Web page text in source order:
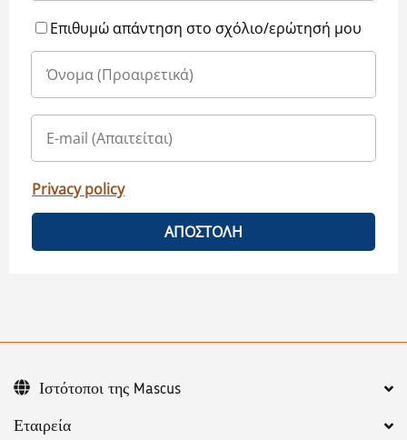
Επιθυμώ απάντηση στο σχόλιο/ερώτησή μου
Privacy policy
ΑΠΟΣΤΟΛΗ
Εταιρεία
Ιστότοποι της Mascus